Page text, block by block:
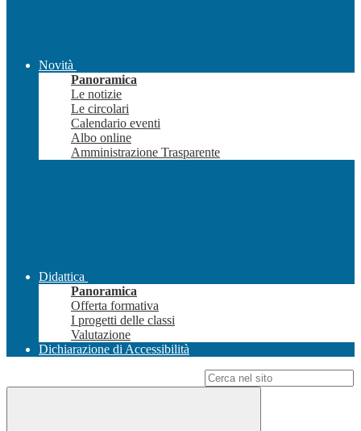
Novità
Panoramica
Le notizie
Le circolari
Calendario eventi
Albo online
Amministrazione Trasparente
Didattica
Panoramica
Offerta formativa
I progetti delle classi
Valutazione
Dichiarazione di Accessibilità